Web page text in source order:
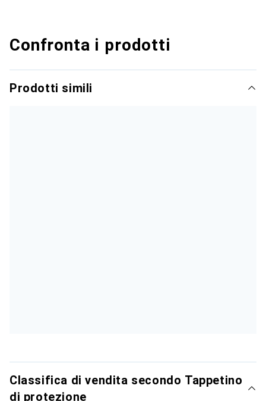
Confronta i prodotti
Prodotti simili
Classifica di vendita secondo Tappetino
di protezione